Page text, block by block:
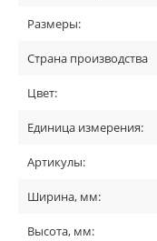
Размеры:
Страна производства
Цвет:
Единица измерения:
Артикулы:
Ширина, мм:
Высота, мм: